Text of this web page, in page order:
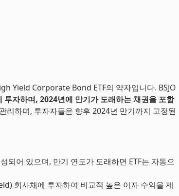
Yield Corporate Bond ETF의 약자입니다. BSJO
투자하며, 2024년에 만기가 도래하는 채권을 포함
리하며, 투자자들은 향후 2024년 만기까지 고정된
되어 있으며, 만기 연도가 도래하면 ETF는 자동으
회사채에 투자하여 비교적 높은 이자 수익을 제